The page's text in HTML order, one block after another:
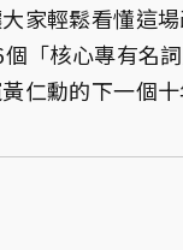
家輕鬆看懂這
「核心專有名
仁勳的下一個十